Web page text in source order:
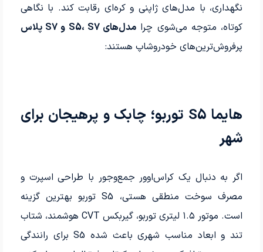
نگهداری، با مدل‌های ژاپنی و کره‌ای رقابت کند. با نگاهی
کوتاه، متوجه می‌شوی چرا مدل‌های S5، S7 و S7 پلاس
پرفروش‌ترین‌های خودروشاپ هستند:
هایما S5 توربو؛ چابک و پرهیجان برای
شهر
اگر به دنبال یک کراس‌اوور جمع‌وجور با طراحی اسپرت و
مصرف سوخت منطقی هستی، S5 توربو بهترین گزینه
است. موتور ۱.۵ لیتری توربو، گیربکس CVT هوشمند، شتاب
تند و ابعاد مناسب شهری باعث شده S5 برای رانندگی